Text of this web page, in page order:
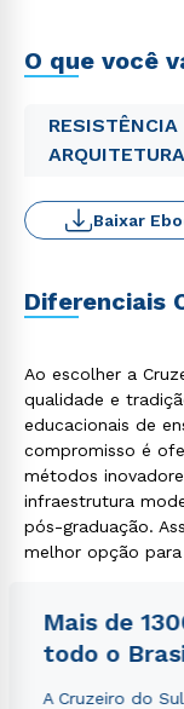
O que você
ARQUITETURA
Baixar
Diferenciais
Ao escolher a
qualidade e
educacionais de
compromisso é
métodos
infraestrutura
pós-graduação.
melhor opção para
Mais de
todo o
A Cruzeiro do